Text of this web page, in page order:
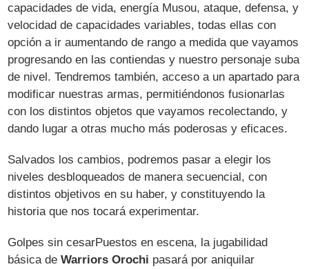
capacidades de vida, energía Musou, ataque, defensa, y
velocidad de capacidades variables, todas ellas con
opción a ir aumentando de rango a medida que vayamos
progresando en las contiendas y nuestro personaje suba
de nivel. Tendremos también, acceso a un apartado para
modificar nuestras armas, permitiéndonos fusionarlas
con los distintos objetos que vayamos recolectando, y
dando lugar a otras mucho más poderosas y eficaces.
Salvados los cambios, podremos pasar a elegir los
niveles desbloqueados de manera secuencial, con
distintos objetivos en su haber, y constituyendo la
historia que nos tocará experimentar.
Golpes sin cesarPuestos en escena, la jugabilidad
básica deWarriors Orochi pasará por aniquilar